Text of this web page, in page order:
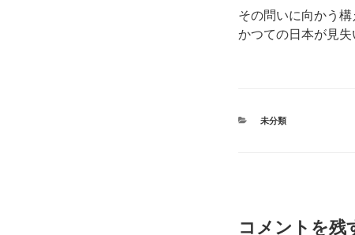
その問いに向かう構
かつての日本が見
カ
未分類
コメントを残